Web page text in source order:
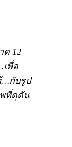
ด 12
เพื่อ
…กับรูป
ที่ดุดัน